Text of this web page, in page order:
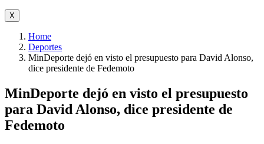
X
Home
Deportes
MinDeporte dejó en visto el presupuesto para David Alonso,
dice presidente de Fedemoto
MinDeporte dejó en visto el presupuesto
para David Alonso, dice presidente de
Fedemoto